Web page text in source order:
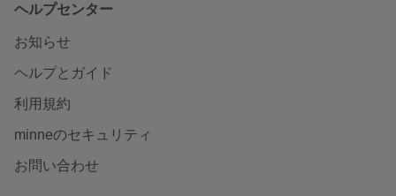
ヘルプセンター
お知らせ
ヘルプとガイド
利用規約
minneのセキュリティ
お問い合わせ